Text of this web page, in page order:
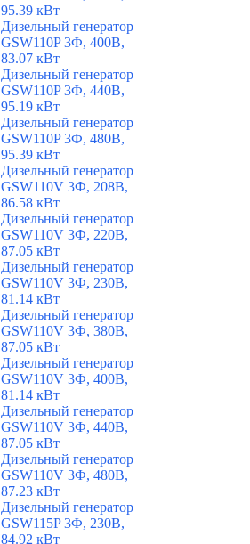
95.39 кВт
Дизельный генератор
GSW110P 3Ф, 400В,
83.07 кВт
Дизельный генератор
GSW110P 3Ф, 440В,
95.19 кВт
Дизельный генератор
GSW110P 3Ф, 480В,
95.39 кВт
Дизельный генератор
GSW110V 3Ф, 208В,
86.58 кВт
Дизельный генератор
GSW110V 3Ф, 220В,
87.05 кВт
Дизельный генератор
GSW110V 3Ф, 230В,
81.14 кВт
Дизельный генератор
GSW110V 3Ф, 380В,
87.05 кВт
Дизельный генератор
GSW110V 3Ф, 400В,
81.14 кВт
Дизельный генератор
GSW110V 3Ф, 440В,
87.05 кВт
Дизельный генератор
GSW110V 3Ф, 480В,
87.23 кВт
Дизельный генератор
GSW115P 3Ф, 230В,
84.92 кВт